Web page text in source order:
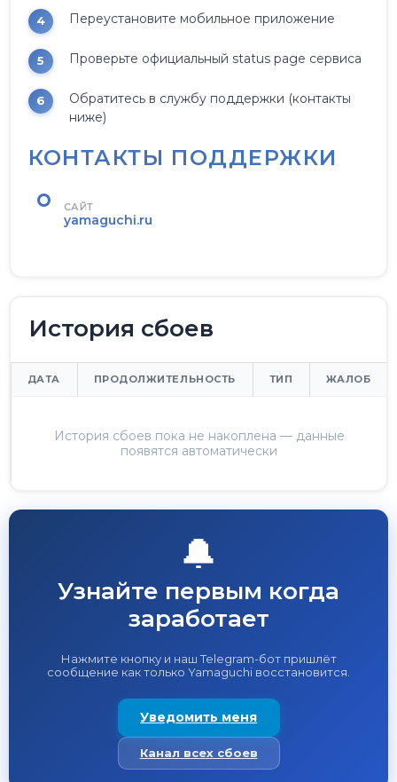
Переустановите мобильное приложение
Проверьте официальный status page сервиса
Обратитесь в службу поддержки (контакты
ниже)
КОНТАКТЫ ПОДДЕРЖКИ
САЙТ
yamaguchi.ru
История сбоев
ДАТА ПРОДОЛЖИТЕЛЬНОСТЬ ТИП ЖАЛОБ
История сбоев пока не накоплена — данные
появятся автоматически
🔔
Узнайте первым когда
заработает
Нажмите кнопку и наш Telegram-бот пришлёт
сообщение как только Yamaguchi восстановится.
Уведомить меня
Канал всех сбоев